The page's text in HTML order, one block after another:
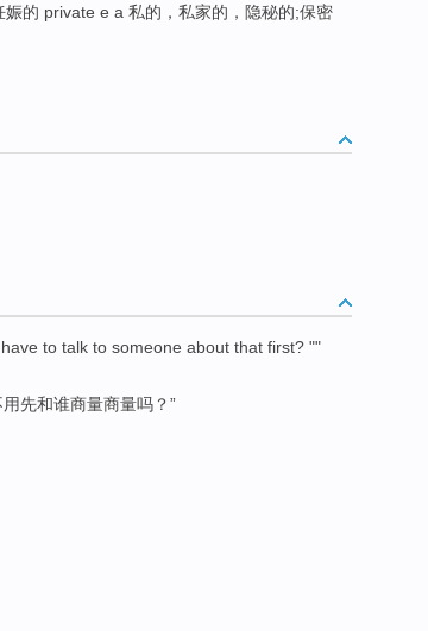
娠的 private e a 私的，私家的，隐秘的;保密
have to talk to someone about that first? ""
用先和谁商量商量吗？”